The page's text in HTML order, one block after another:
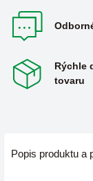
Rýchle
tovaru
Popis produktu a